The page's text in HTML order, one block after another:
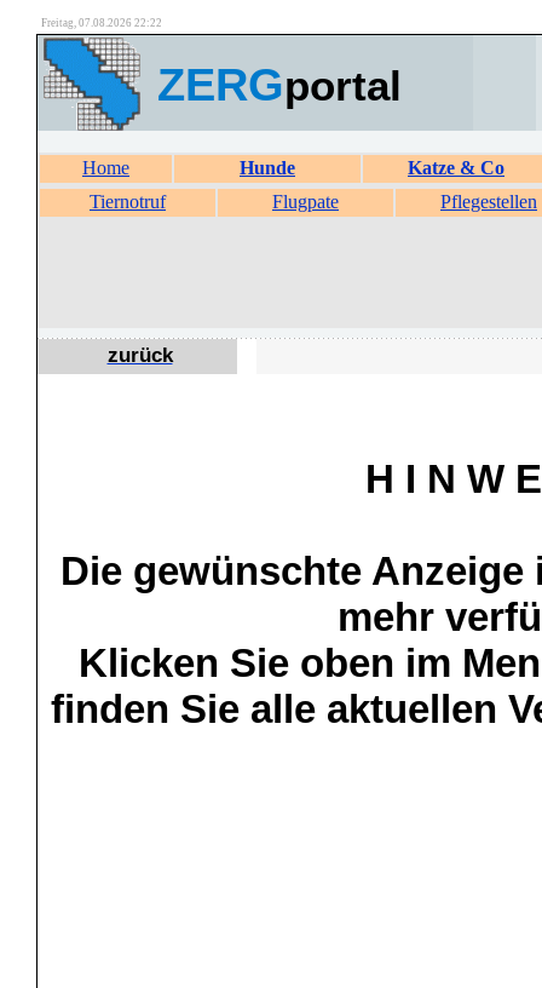
Freitag, 07.08.2026 22:22
ZERGportal
Home Hunde
Katze & Co
Tiernotruf
Flugpate Pflegestellen
zurück
H I N W
Die gewünschte
mehr
Klicken Sie oben im
finden Sie alle aktuellen